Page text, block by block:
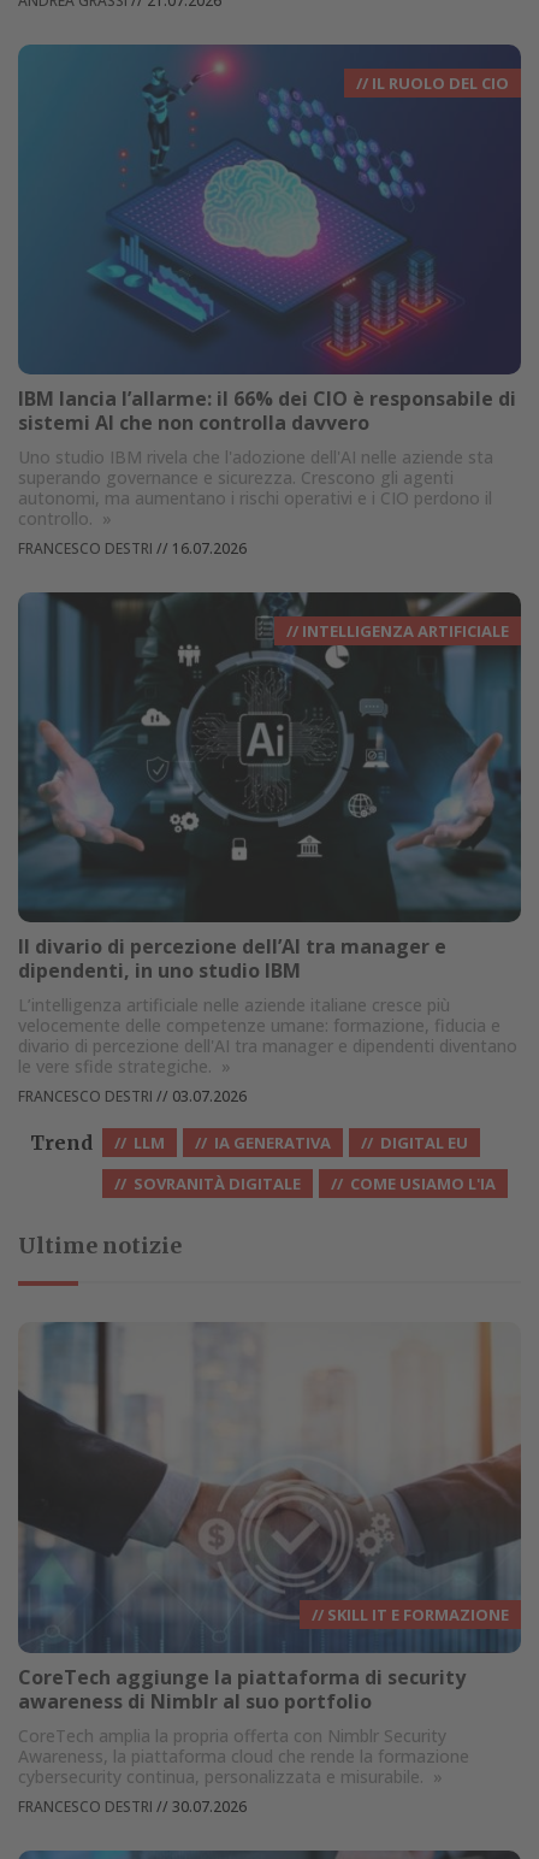
// IL RUOLO DEL CIO
IBM lancia l’allarme: il 66% dei CIO è responsabile di
sistemi AI che non controlla davvero
Uno studio IBM rivela che l'adozione dell'AI nelle aziende sta
superando governance e sicurezza. Crescono gli agenti
autonomi, ma aumentano i rischi operativi e i CIO perdono il
controllo. »
FRANCESCO DESTRI // 16.07.2026
// INTELLIGENZA ARTIFICIALE
Il divario di percezione dell’AI tra manager e
dipendenti, in uno studio IBM
L’intelligenza artificiale nelle aziende italiane cresce più
velocemente delle competenze umane: formazione, fiducia e
divario di percezione dell'AI tra manager e dipendenti diventano
le vere sfide strategiche. »
FRANCESCO DESTRI // 03.07.2026
Trend LLM IA GENERATIVA
DIGITAL EU
SOVRANITÀ DIGITALE
COME USIAMO L'IA
Ultime notizie
// SKILL IT E FORMAZIONE
CoreTech aggiunge la piattaforma di security
awareness di Nimblr al suo portfolio
CoreTech amplia la propria offerta con Nimblr Security
Awareness, la piattaforma cloud che rende la formazione
cybersecurity continua, personalizzata e misurabile. »
FRANCESCO DESTRI // 30.07.2026